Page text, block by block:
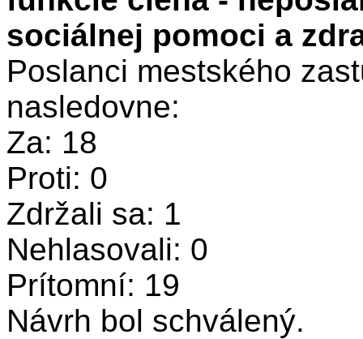
sociálnej pomoci a
Poslanci mestského
nasledovne:
Za: 18
Proti: 0
Zdržali sa: 1
Nehlasovali: 0
Prítomní: 19
Návrh bol schválený.